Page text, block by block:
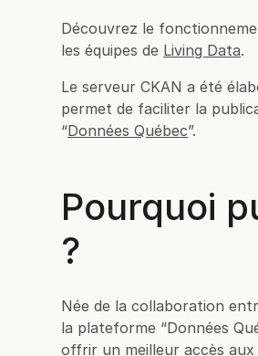
Découvrez le
les équipes de Living Data.
Le serveur CKAN a été
permet de faciliter la
“Données Québec”.
Pourquoi
?
Née de la collaboration
la plateforme “Données
offrir un meilleur accès